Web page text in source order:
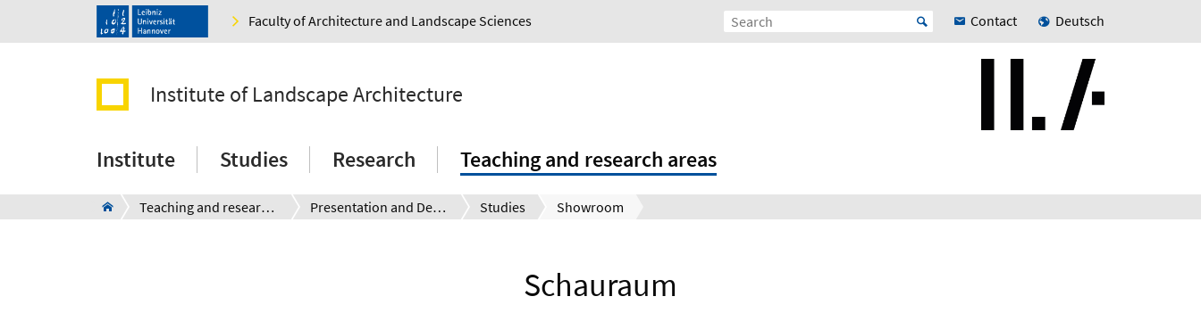
Faculty of Architecture and Landscape Sciences Contact Deutsch
Institute of Landscape Architecture
Institute Studies Research Teaching and research areas
Teaching and research areas Presentation and Design Studies Showroom
Schauraum